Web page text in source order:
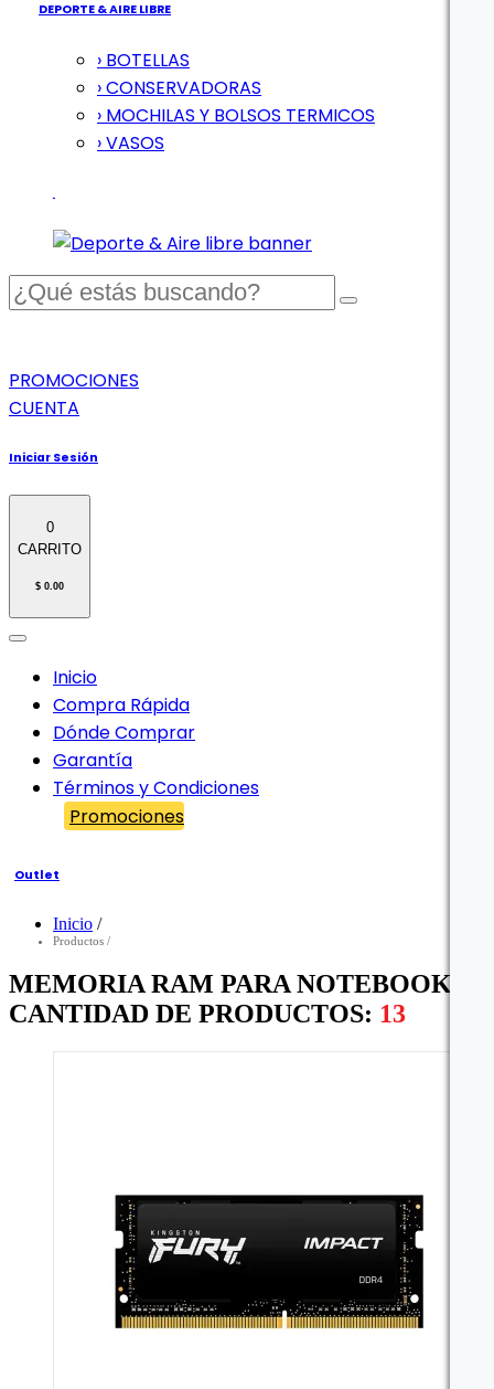
DEPORTE & AIRE LIBRE
› BOTELLAS
› CONSERVADORAS
› MOCHILAS Y BOLSOS TERMICOS
› VASOS
PROMOCIONES
CUENTA
Iniciar Sesión
0
CARRITO
$ 0.00
Inicio
Compra Rápida
Dónde Comprar
Garantía
Términos y Condiciones
Promociones
Outlet
Inicio /
Productos /
MEMORIA RAM PARA NOTEBOOK -
CANTIDAD DE PRODUCTOS: 13